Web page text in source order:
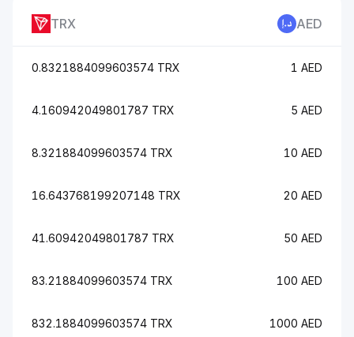
TRX AED
0.8321884099603574 TRX 1 AED
4.160942049801787 TRX 5 AED
8.321884099603574 TRX 10 AED
16.643768199207148 TRX 20 AED
41.60942049801787 TRX 50 AED
83.21884099603574 TRX 100 AED
832.1884099603574 TRX 1000 AED